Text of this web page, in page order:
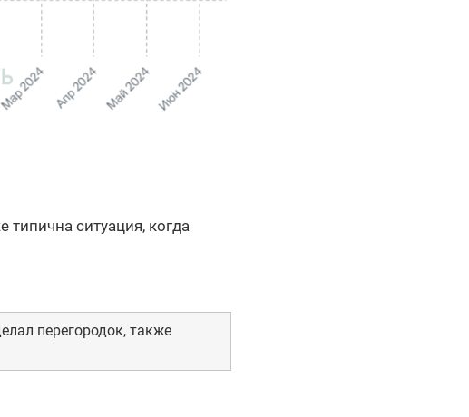
ситуация, когда
перегородок, также